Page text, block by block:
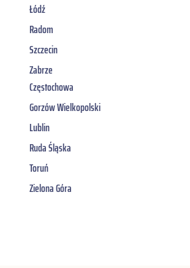
Łódź
Radom
Szczecin
Zabrze
Częstochowa
Gorzów Wielkopolski
Lublin
Ruda Śląska
Toruń
Zielona Góra